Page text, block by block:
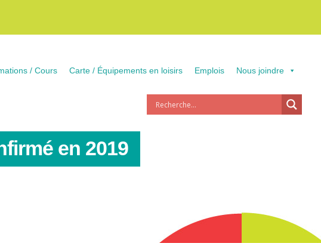
/ Cours Carte / Équipements en loisirs Emplois Nous joindre
en 2019